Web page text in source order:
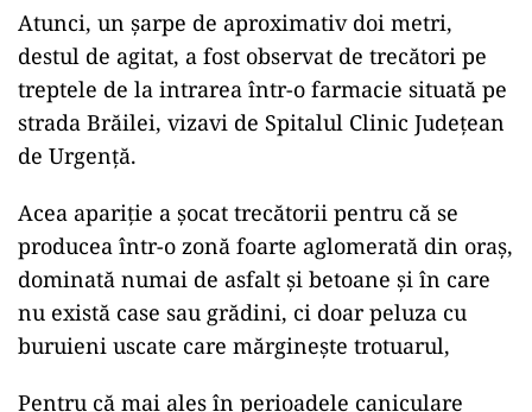
Atunci, un şarpe de aproximativ doi metri,
destul de agitat, a fost observat de trecători pe
treptele de la intrarea într-o farmacie situată pe
strada Brăilei, vizavi de Spitalul Clinic Județean
de Urgență.
Acea apariție a șocat trecătorii pentru că se
producea într-o zonă foarte aglomerată din oraș,
dominată numai de asfalt și betoane și în care
nu există case sau grădini, ci doar peluza cu
buruieni uscate care mărginește trotuarul,
Pentru că mai ales în perioadele caniculare